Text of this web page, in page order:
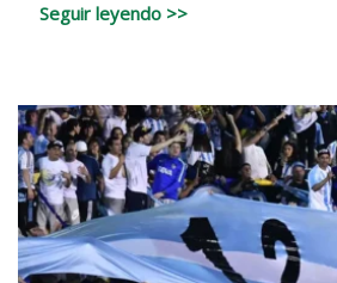
Seguir leyendo >>